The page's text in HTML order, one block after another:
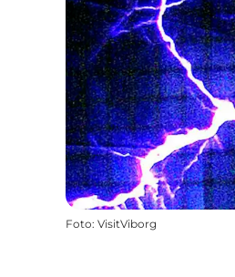
Foto: VisitViborg